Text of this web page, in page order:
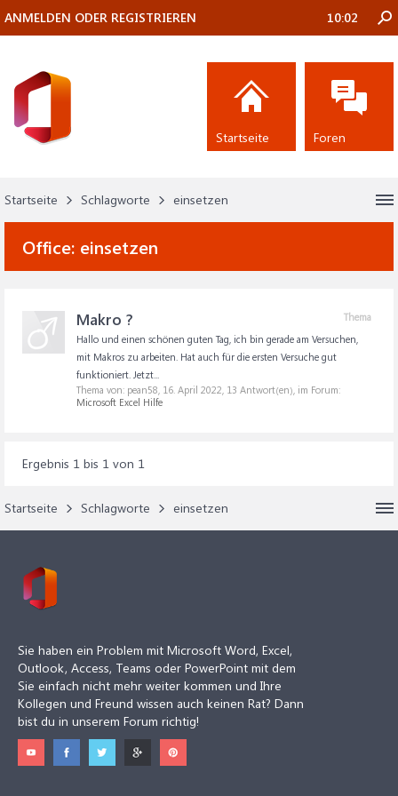
Startseite Schlagworte einsetzen
Office: einsetzen
Thema
Makro ?
Hallo und einen schönen guten Tag, ich bin gerade am Versuchen,
mit Makros zu arbeiten. Hat auch für die ersten Versuche gut
funktioniert. Jetzt...
Thema von: pean58, 16. April 2022, 13 Antwort(en), im Forum:
Microsoft Excel Hilfe
Ergebnis 1 bis 1 von 1
Startseite Schlagworte einsetzen
ANMELDEN ODER REGISTRIEREN 10:02
Startseite Foren
Sie haben ein Problem mit Microsoft Word, Excel,
Outlook, Access, Teams oder PowerPoint mit dem
Sie einfach nicht mehr weiter kommen und Ihre
Kollegen und Freund wissen auch keinen Rat? Dann
bist du in unserem Forum richtig!